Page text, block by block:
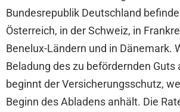
Bundesrepublik Deutschland
Österreich, in der Schweiz, in
Benelux-Ländern und in Dänemark.
Beladung des zu befördernden Guts
beginnt der Versicherungsschutz,
Beginn des Abladens anhält. Die